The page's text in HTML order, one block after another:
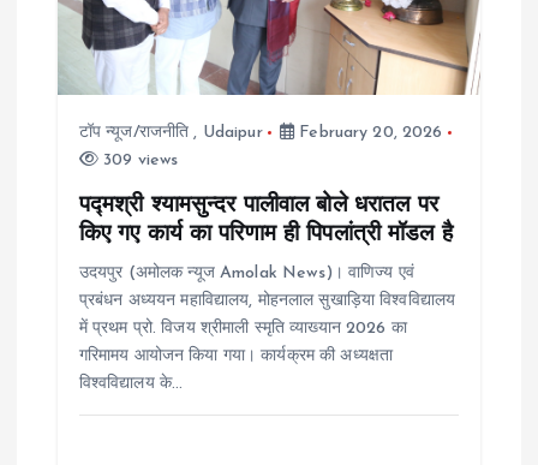
a
टॉप न्यूज/राजनीति , Udaipur
February 20, 2026
309 views
पद्मश्री श्यामसुन्दर पालीवाल बोले धरातल पर
किए गए कार्य का परिणाम ही पिपलांत्री मॉडल है
उदयपुर (अमोलक न्यूज Amolak News)। वाणिज्य एवं
प्रबंधन अध्ययन महाविद्यालय, मोहनलाल सुखाड़िया विश्वविद्यालय
में प्रथम प्रो. विजय श्रीमाली स्मृति व्याख्यान 2026 का
गरिमामय आयोजन किया गया। कार्यक्रम की अध्यक्षता
विश्वविद्यालय के…